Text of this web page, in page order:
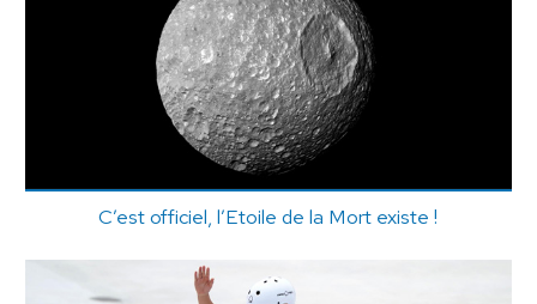
C’est officiel, l’Etoile de la Mort existe !